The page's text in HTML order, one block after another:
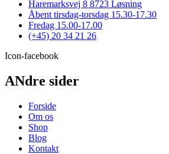
på
varesiden
Haremarksvej 8 8723 Løsning
Åbent tirsdag-torsdag 15.30-17.30
Fredag 15.00-17.00
(+45) 20 34 21 26
Icon-facebook
ANdre sider
Forside
Om os
Shop
Blog
Kontakt